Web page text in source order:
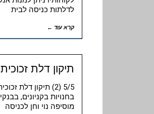
לדלתות כניסה לבית
קרא עוד ←
תיקון דלת
5/5 (2) תיקון דלת
בחנויות בקניונים,
מוסיפה נוי וחן לכניסה